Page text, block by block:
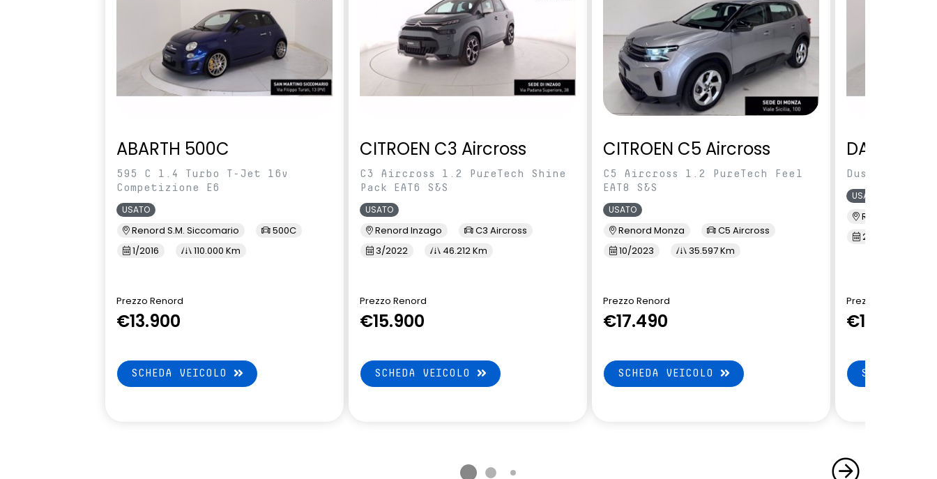
ABARTH 500C
595 C 1.4 Turbo T-Jet 16v
Competizione E6
USATO
Renord S.M. Siccomario
500C
1/2016
110.000 Km
Prezzo Renord
€13.900
SCHEDA VEICOLO
CITROEN C3 Aircross
C3 Aircross 1.2 PureTech Shine
Pack EAT6 S&S
USATO
Renord Inzago
C3 Aircross
3/2022
46.212 Km
Prezzo Renord
€15.900
SCHEDA VEICOLO
CITROEN C5 Aircross
C5 Aircross 1.2 PureTech Feel
EAT8 S&S
USATO
Renord Monza
C5 Aircross
10/2023
35.597 Km
Prezzo Renord
€17.490
SCHEDA VEICOLO
DACIA
Duster 1.0
USATO
Renord S.M.
2/2022
Prezzo Renord
€13.900
SCHEDA